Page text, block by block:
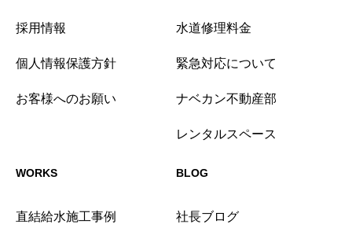
採用情報
個人情報保護方針
お客様へのお願い
水道修理料金
緊急対応について
ナベカン不動産部
レンタルスペース
WORKS
直結給水施工事例
BLOG
社長ブログ